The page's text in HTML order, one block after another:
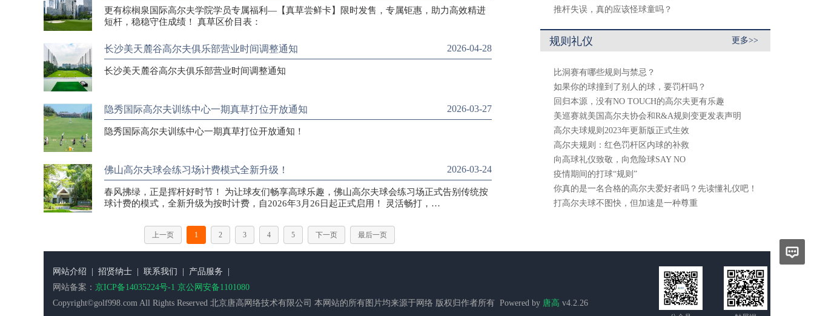
更有棕榈泉国际高尔夫学院学员专属福利—【真草尝鲜卡】限时发售，专属钜惠，助力高效精进
短杆，稳稳守住成绩！ 真草区价目表：
长沙美天麓谷高尔夫俱乐部营业时间调整通知 2026-04-28
长沙美天麓谷高尔夫俱乐部营业时间调整通知
隐秀国际高尔夫训练中心一期真草打位开放通知 2026-03-27
隐秀国际高尔夫训练中心一期真草打位开放通知！
佛山高尔夫球会练习场计费模式全新升级！ 2026-03-24
春风拂绿，正是挥杆好时节！ 为让球友们畅享高球乐趣，佛山高尔夫球会练习场正式告别传统按
球计费的模式，全新升级为按时计费，自2026年3月26日起正式启用！ 灵活畅打，…
上一页 1 2 3 4 5 下一页 最后一页
推杆失误，真的应该怪球童吗？
规则礼仪 更多>>
比洞赛有哪些规则与禁忌？
如果你的球撞到了别人的球，要罚杆吗？
回归本源，没有NO TOUCH的高尔夫更有乐趣
美巡赛就美国高尔夫协会和R&A规则变更发表声明
高尔夫球规则2023年更新版正式生效
高尔夫规则：红色罚杆区内球的补救
向高球礼仪致敬，向危险球SAY NO
疫情期间的打球“规则”
你真的是一名合格的高尔夫爱好者吗？先读懂礼仪吧！
打高尔夫球不图快，但加速是一种尊重
网站介绍 招贤纳士 联系我们 产品服务
网站备案： 京ICP备14035224号-1 京公网安备1101080
Copyright©golf998.com All Rights Reserved 北京唐高网络技术有限公司 本网站的所有图片均来源于网络 版权归作者所有 Powered by 唐高 v4.2.26